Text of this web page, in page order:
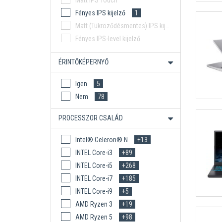
Fényes IPS kijelző
1
Matt (Tükröződésmentes) IPS kijelző
Fényes IPS-level kijelző
Matt (Tükröződésmentes) IPS-level kijelző
Fényes OLED kijelző
ÉRINTŐKÉPERNYŐ
Igen
5
Nem
78
PROCESSZOR CSALÁD
Intel® Celeron® N
+13
INTEL Core-i3
+89
INTEL Core-i5
+268
INTEL Core-i7
+185
INTEL Core-i9
+5
AMD Ryzen 3
+19
AMD Ryzen 5
+98